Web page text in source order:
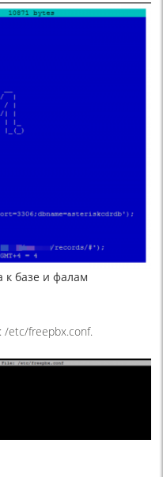
к базе и фалам
/etc/freepbx.conf.